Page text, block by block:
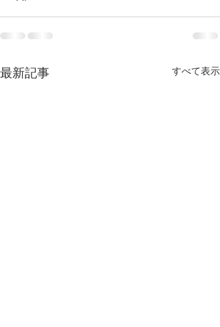
最新記事 すべて表示